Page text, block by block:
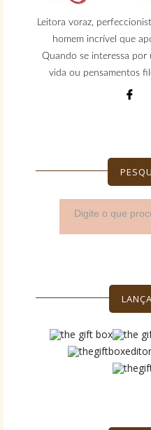
Leitora voraz,
homem incrível que
Quando se interessa por
vida ou pensamentos